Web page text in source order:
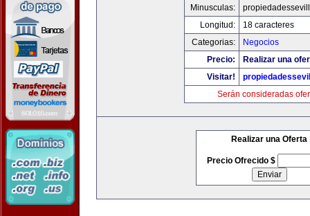
Minusculas:
Longitud:
18 caracteres
Categorias:
Negocios
Precio:
Realizar una
Visitar!
Serán consideradas
Realizar una Oferta
Precio Ofrecido $